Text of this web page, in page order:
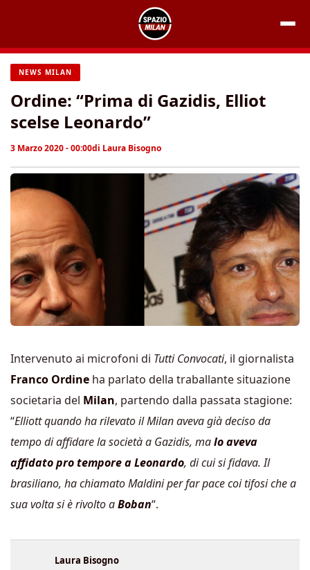
contenuto
NEWS MILAN
Ordine: “Prima di Gazidis, Elliot
scelse Leonardo”
3 Marzo 2020 - 00:00di Laura Bisogno
Intervenuto ai microfoni di Tutti Convocati, il giornalista
Franco Ordine ha parlato della traballante situazione
societaria del Milan, partendo dalla passata stagione:
“Elliott quando ha rilevato il Milan aveva già deciso da
tempo di affidare la società a Gazidis, malo aveva
affidato pro tempore a Leonardo, di cui si fidava. Il
brasiliano, ha chiamato Maldini per far pace coi tifosi che a
sua volta si è rivolto aBoban“.
Laura Bisogno